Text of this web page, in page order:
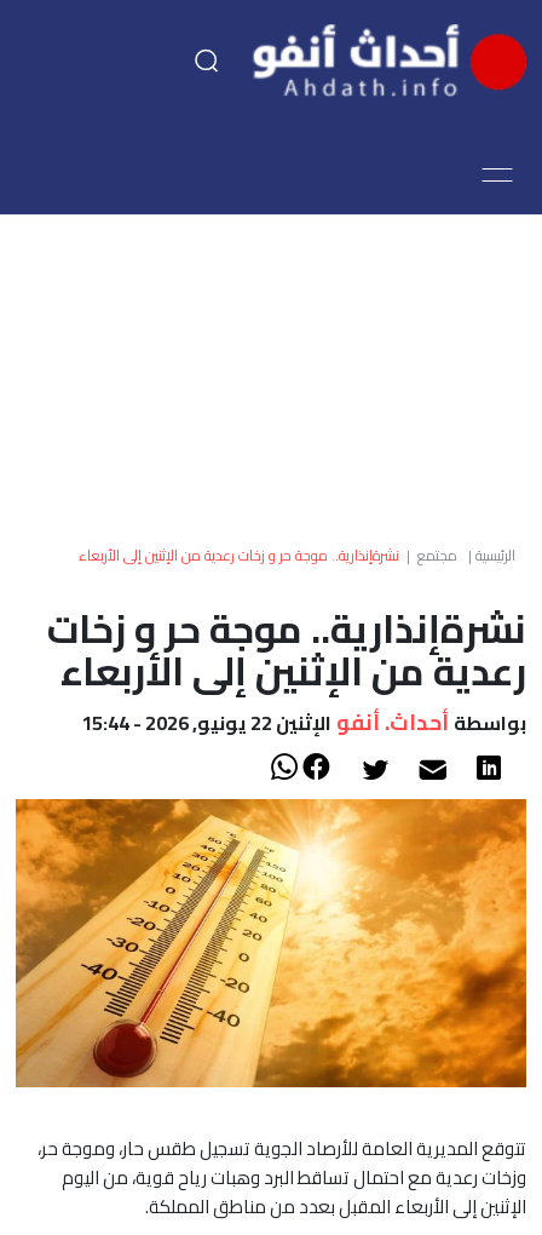
اقتصاد
العالم
أعمدة
الصحراء
الرئيسية| مجتمع | نشرةإنذارية.. موجة حر و زخات رعدية من الإثنين إلى الأربعاء
نشرةإنذارية.. موجة حر و زخات
رعدية من الإثنين إلى الأربعاء
بواسطة أحداث. أنفو الإثنين 22 يونيو, 2026 - 15:44
تتوقع المديرية العامة للأرصاد الجوية تسجيل طقس حار، وموجة حر،
وزخات رعدية مع احتمال تساقط البرد وهبات رياح قوية، من اليوم
الإثنين إلى الأربعاء المقبل بعدد من مناطق المملكة.